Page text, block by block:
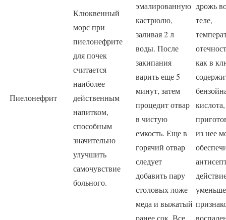
Пиелонефрит
Клюквенный
морс при
пиелонефрите
для почек
считается
наиболее
действенным
напитком,
способным
значительно
улучшить
самочувствие
больного.
эмалированную
кастрюлю,
заливая 2 л
воды. После
закипания
варить еще 5
минут, затем
процедит отвар
в чистую
емкость. Еще в
горячий отвар
следует
добавить пару
столовых ложе
меда и выжатый
ранее сок. Все
дрожь
теле,
как в
кислота,
из нее